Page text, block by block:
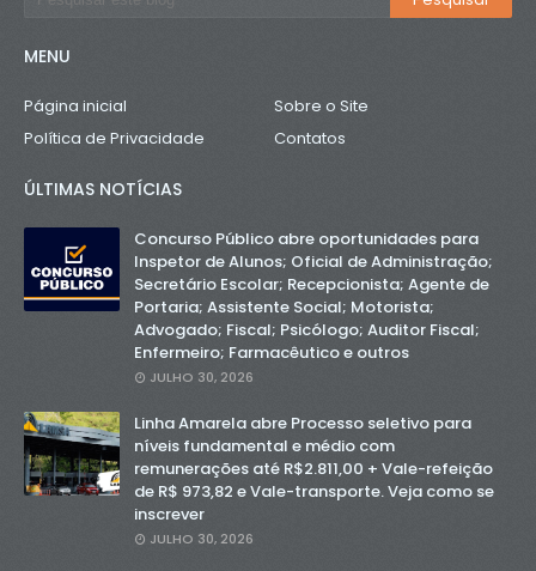
MENU
Página inicial
Sobre o Site
Política de Privacidade
Contatos
ÚLTIMAS NOTÍCIAS
Concurso Público abre oportunidades para
Inspetor de Alunos; Oficial de Administração;
Secretário Escolar; Recepcionista; Agente de
Portaria; Assistente Social; Motorista;
Advogado; Fiscal; Psicólogo; Auditor Fiscal;
Enfermeiro; Farmacêutico e outros
JULHO 30, 2026
Linha Amarela abre Processo seletivo para
níveis fundamental e médio com
remunerações até R$2.811,00 + Vale-refeição
de R$ 973,82 e Vale-transporte. Veja como se
inscrever
JULHO 30, 2026